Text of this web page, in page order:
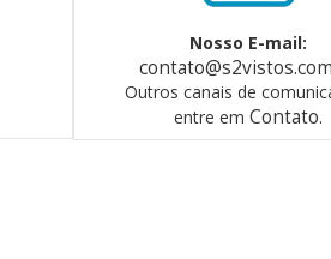
Nosso E-mail:
Outros canais de
entre em Contato.